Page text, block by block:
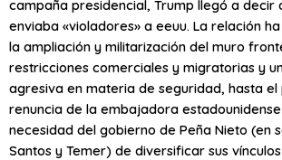
campaña presidencial, Trump llegó a decir
enviaba «violadores» a eeuu. La relación
la ampliación y militarización del muro
restricciones comerciales y migratorias y
agresiva en materia de seguridad, hasta
renuncia de la embajadora estadounidense
necesidad del gobierno de Peña Nieto (en
Santos y Temer) de diversificar sus